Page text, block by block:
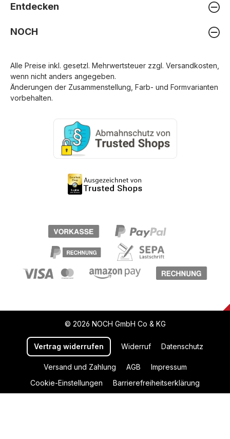
Entdecken
NOCH
Alle Preise inkl. gesetzl. Mehrwertsteuer zzgl. Versandkosten
wenn nicht anders angegeben.
Änderungen der Zusammenstellung, Farb- und Formvarianten
vorbehalten.
© 2026 NOCH GmbH Co & KG
Vertrag widerrufen Widerruf Datenschutz
Versand und Zahlung AGB
Impressum
Cookie-Einstellungen
Barrierefreiheitserklärung